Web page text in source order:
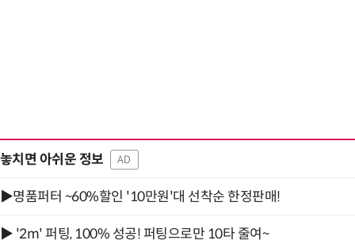
놓치면 아쉬운 정보 AD
▶명품퍼터 ~60%할인 '10만원'대 선착순 한정판매!
▶ '2m' 퍼팅, 100% 성공! 퍼팅으로만 10타 줄여~